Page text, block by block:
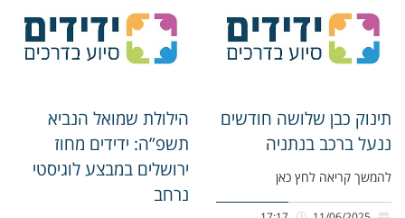
תינוק כבן שלושה חודשים
ננעל ברכב בנתניה
להמשך קריאה לחץ כאן
הילולת שמואל הנביא
תשפ”ה: ידידים מחוז
ירושלים במבצע לוגיסטי
נרחב